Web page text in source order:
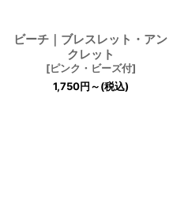
ビーチ｜ブレスレット・アン
クレット
[ピンク・ビーズ付]
1,750円～(税込)